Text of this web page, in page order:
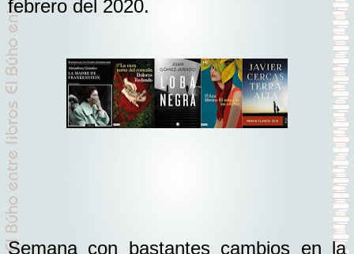
febrero del 2020.
Semana con bastantes cambios en la